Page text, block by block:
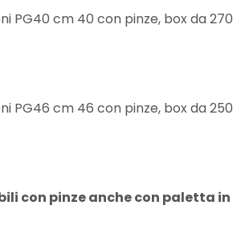
PG40 cm 40 con pinze, box da 270
PG46 cm 46 con pinze, box da 250
con pinze anche con paletta in